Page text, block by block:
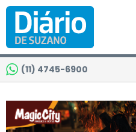
(11) 4745-6900